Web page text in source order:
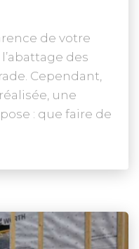
de votre
des
Cependant,
une
: que faire de